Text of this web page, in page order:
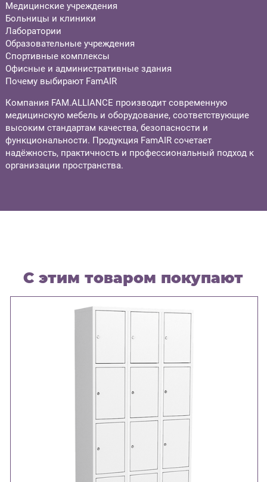
Медицинские учреждения
Больницы и клиники
Лаборатории
Образовательные учреждения
Спортивные комплексы
Офисные и административные здания
Почему выбирают FamAIR
Компания FAM.ALLIANCE производит современную
медицинскую мебель и оборудование, соответствующие
высоким стандартам качества, безопасности и
функциональности. Продукция FamAIR сочетает
надёжность, практичность и профессиональный подход к
организации пространства.
С этим товаром покупают